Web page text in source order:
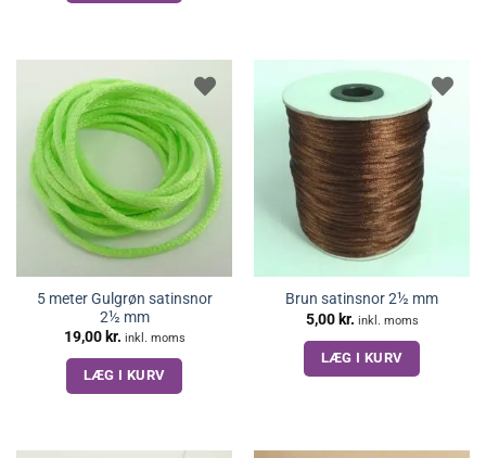
5 meter Gulgrøn satinsnor
2½ mm
19,00 kr. inkl. moms
LÆG I KURV
Brun satinsnor 2½ mm
5,00 kr. inkl. moms
LÆG I KURV